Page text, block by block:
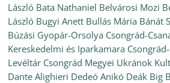
László Bata Nathaniel Belvárosi Mozi
László Bugyi Anett Bullás Mária Bánát
Búzási Gyopár-Orsolya Csongrád-
Kereskedelmi és Iparkamara
Levéltár Csongrád Megyei Ukránok
Dante Alighieri Dedeó Anikó Deák Big